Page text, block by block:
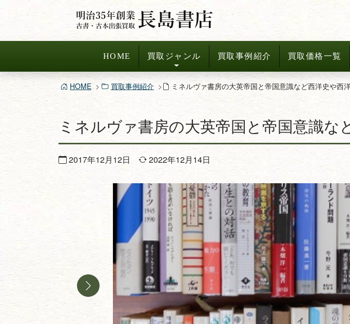
へ
HOME 買取ジャンル 買取事例紹介 買取価格一覧
HOME 買取事例紹介 ミネルヴァ書房の大英帝国と帝国意識など西洋史や西
ミネルヴァ書房の大英帝国と帝国意識な
2017年12月12日 2022年12月14日